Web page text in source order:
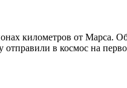
километров от
в космос на